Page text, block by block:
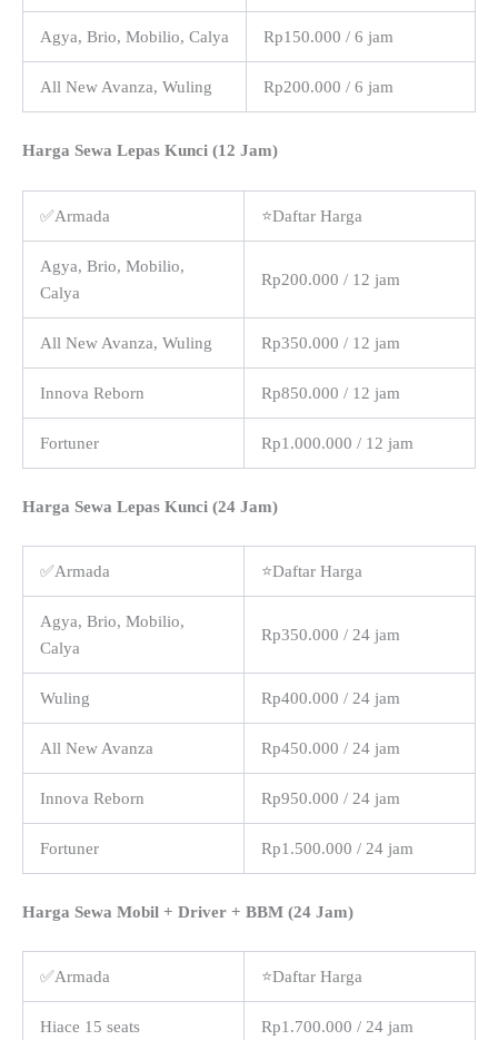
Agya, Brio, Mobilio, Calya Rp150.000 / 6 jam
All New Avanza, Wuling Rp200.000 / 6 jam
Harga Sewa Lepas Kunci (12 Jam)
✅Armada ⭐Daftar Harga
Agya, Brio, Mobilio,
Calya
Rp200.000 / 12 jam
All New Avanza, Wuling Rp350.000 / 12 jam
Innova Reborn Rp850.000 / 12 jam
Fortuner Rp1.000.000 / 12 jam
Harga Sewa Lepas Kunci (24 Jam)
✅Armada ⭐Daftar Harga
Agya, Brio, Mobilio,
Calya
Rp350.000 / 24 jam
Wuling Rp400.000 / 24 jam
All New Avanza Rp450.000 / 24 jam
Innova Reborn Rp950.000 / 24 jam
Fortuner Rp1.500.000 / 24 jam
Harga Sewa Mobil + Driver + BBM (24 Jam)
✅Armada ⭐Daftar Harga
Hiace 15 seats Rp1.700.000 / 24 jam